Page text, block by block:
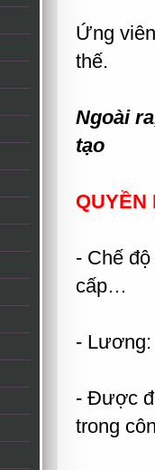
Ứng
thế.
Ngoài
tạo
QUYỀN
- Chế
cấp…
- Lương:
- Được
trong